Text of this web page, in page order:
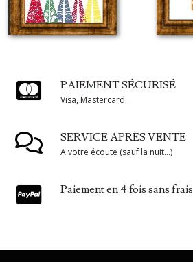
À partir de 7€
PAIEMENT SÉCURISÉ
Visa, Mastercard...
SERVICE APRÈS VENTE
A votre écoute (sauf la nuit...)
Paiement en 4 fois sans frais